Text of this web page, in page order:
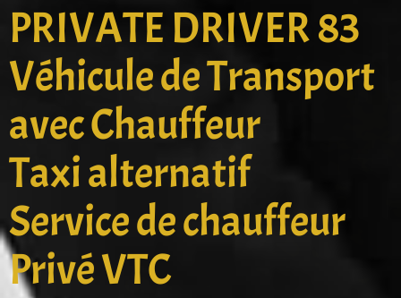
PRIVATE DRIVER 83
Véhicule de Transport
avec Chauffeur
Taxi alternatif
Service de chauffeur
Privé VTC